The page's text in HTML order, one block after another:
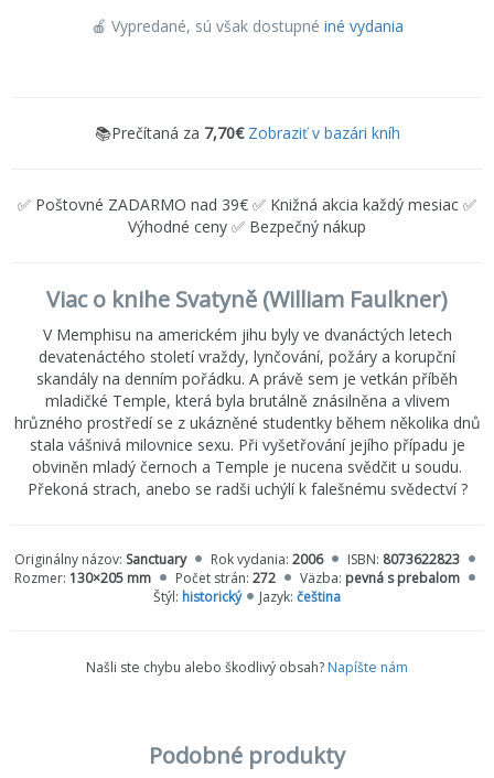
🍎 Vypredané, sú však dostupné iné vydania
📚Prečítaná za 7,70€ Zobraziť v bazári kníh
✅ Poštovné ZADARMO nad 39€ ✅ Knižná akcia každý mesiac ✅
Výhodné ceny ✅ Bezpečný nákup
Viac o knihe Svatyně (William Faulkner)
V Memphisu na americkém jihu byly ve dvanáctých letech
devatenáctého století vraždy, lynčování, požáry a korupční
skandály na denním pořádku. A právě sem je vetkán příběh
mladičké Temple, která byla brutálně znásilněna a vlivem
hrůzného prostředí se z ukázněné studentky během několika dnů
stala vášnivá milovnice sexu. Při vyšetřování jejího případu je
obviněn mladý černoch a Temple je nucena svědčit u soudu.
Překoná strach, anebo se radši uchýlí k falešnému svědectví ?
Originálny názov: Sanctuary Rok vydania: 2006 ISBN: 8073622823
Rozmer: 130×205 mm Počet strán: 272 Väzba: pevná s prebalom
Štýl: historický Jazyk: čeština
Našli ste chybu alebo škodlivý obsah? Napíšte nám
Podobné produkty